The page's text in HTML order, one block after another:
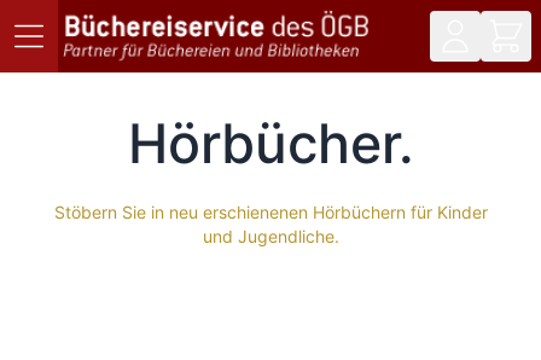
Hörbücher
Stöbern Sie in neu erschienenen Hörbüchern für Kinder
und Jugendliche.